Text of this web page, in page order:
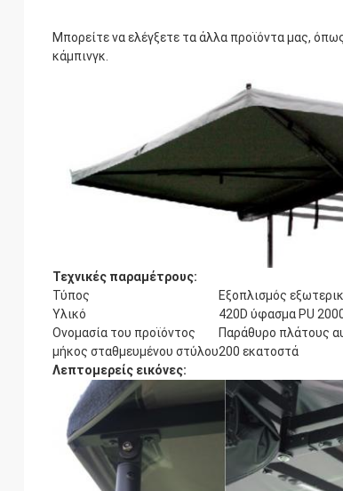
Μπορείτε να ελέγξετε τα άλλα προϊόντα μας,
κάμπινγκ.
Τεχνικές παραμέτρους:
Τύπος
Εξοπλισμός
Υλικό
420D ύφασμα PU
Ονομασία του προϊόντος
Παράθυρο πλάτους
μήκος σταθμευμένου στύλου200 εκατοστά
Λεπτομερείς εικόνες: